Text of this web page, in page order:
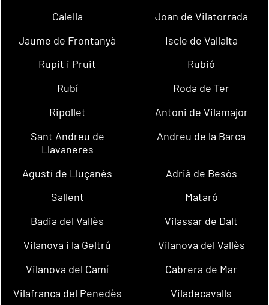
Calella
Joan de Vilatorrada
Jaume de Frontanyà
Iscle de Vallalta
Rupit i Pruit
Rubió
Rubí
Roda de Ter
Ripollet
Antoni de Vilamajor
Sant Andreu de
Llavaneres
Andreu de la Barca
Agustí de Lluçanès
Adrià de Besòs
Sallent
Mataró
Badia del Vallès
Vilassar de Dalt
Vilanova i la Geltrú
Vilanova del Vallès
Vilanova del Camí
Cabrera de Mar
Vilafranca del Penedès
Viladecavalls